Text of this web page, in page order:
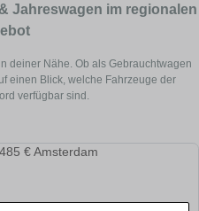
Jahreswagen im regionalen
deiner Nähe. Ob als Gebrauchtwagen
einen Blick, welche Fahrzeuge der
verfügbar sind.